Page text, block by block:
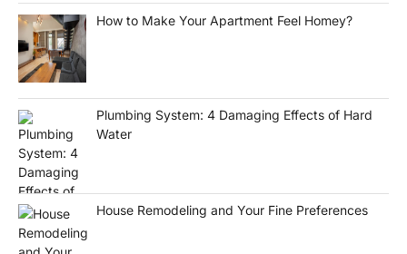
How to Make Your Apartment Feel Homey?
Plumbing System: 4 Damaging Effects of Hard
Water
House Remodeling and Your Fine Preferences